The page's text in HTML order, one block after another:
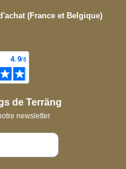
(France et Belgique)
de Terräng
newsletter